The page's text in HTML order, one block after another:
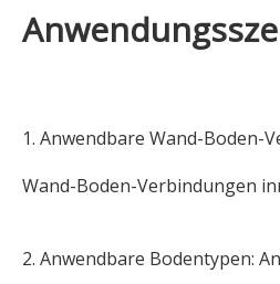
1. Anwendbare Wand-Boden-
Wand-Boden-Verbindungen
2. Anwendbare Bodentypen: